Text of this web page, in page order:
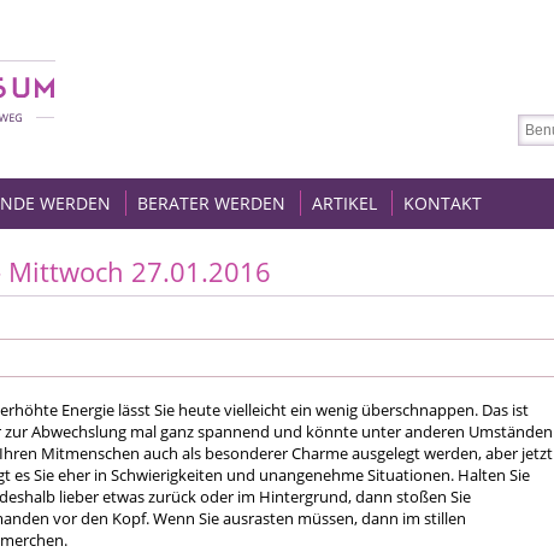
WERDEN BERATER WERDEN ARTIKEL KONTAKT
Mittwoch 27.01.2016
Energie lässt Sie heute vielleicht ein wenig überschnappen. Das ist
zur Abwechslung mal ganz spannend und könnte unter anderen Umständen
Mitmenschen auch als besonderer Charme ausgelegt werden, aber jetzt
es Sie eher in Schwierigkeiten und unangenehme Situationen. Halten Sie
lieber etwas zurück oder im Hintergrund, dann stoßen Sie
vor den Kopf. Wenn Sie ausrasten müssen, dann im stillen